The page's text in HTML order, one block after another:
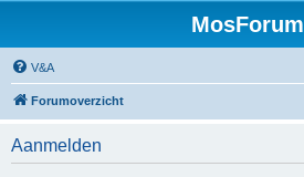
MosForum
V&A
Forumoverzicht
Aanmelden